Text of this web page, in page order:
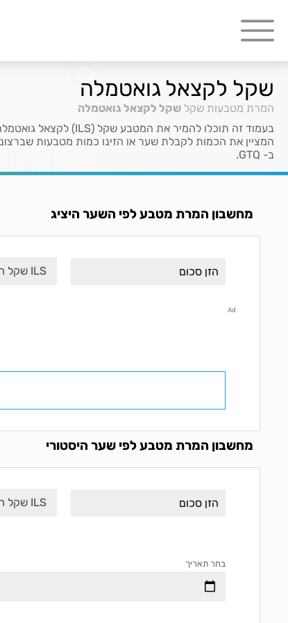
שקל לקצאל גואטמלה
המרת מטבעות שקל שקל לקצאל גואטמלה
ב- GTQ.
מחשבון המרת מטבע לפי השער היציג
ILS שקל חדש
Ad
מחשבון המרת מטבע לפי שער היסטורי
ILS שקל חדש
בחר תאריך